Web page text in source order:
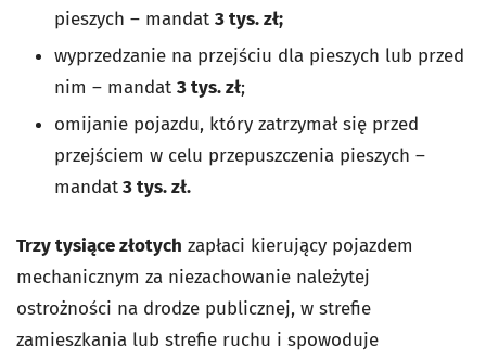
pieszych – mandat 3 tys. zł;
wyprzedzanie na przejściu dla pieszych lub przed
nim – mandat 3 tys. zł;
omijanie pojazdu, który zatrzymał się przed
przejściem w celu przepuszczenia pieszych –
mandat3 tys. zł.
Trzy tysiące złotych zapłaci kierujący pojazdem
mechanicznym za niezachowanie należytej
ostrożności na drodze publicznej, w strefie
zamieszkania lub strefie ruchu i spowoduje